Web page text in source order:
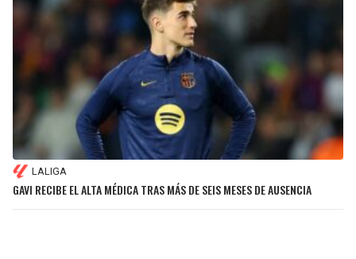
LALIGA
GAVI RECIBE EL ALTA MÉDICA TRAS MÁS DE SEIS MESES DE AUSENCIA